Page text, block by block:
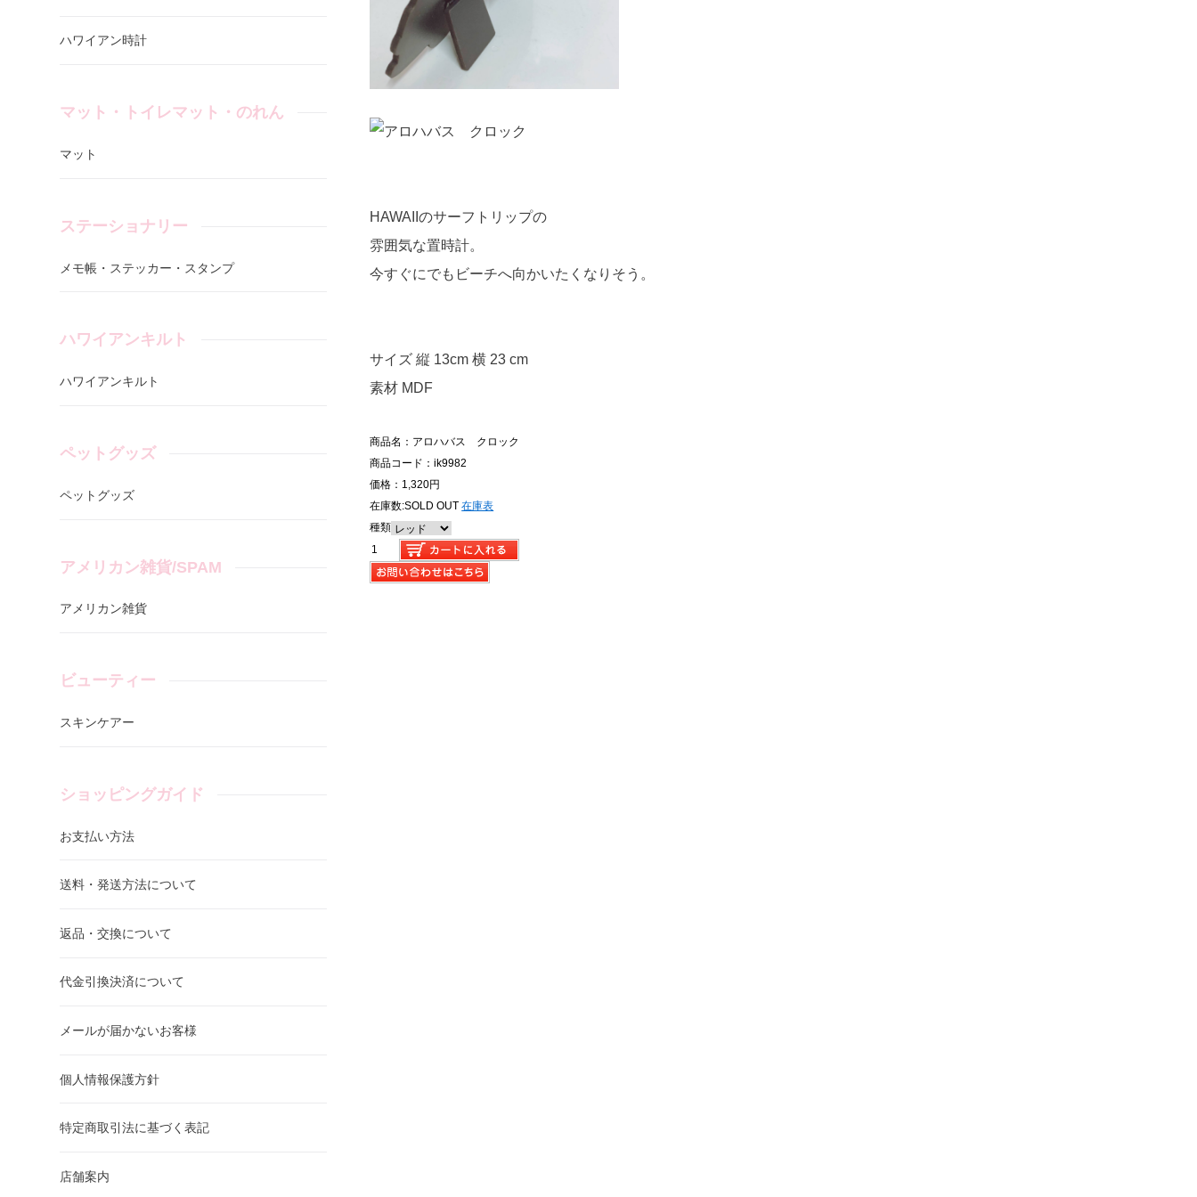
HAWAIIのサーフトリップの
雰囲気な置時計。
今すぐにでもビーチへ向かいたくなりそう。
サイズ 縦 13cm 横 23 cm
素材 MDF
商品名：アロハバス クロック
商品コード：ik9982
価格：1,320円
在庫数:SOLD OUT 在庫表
種類
ハワイアン時計
マット・トイレマット・のれん
マット
ステーショナリー
メモ帳・ステッカー・スタンプ
ハワイアンキルト
ハワイアンキルト
ペットグッズ
ペットグッズ
アメリカン雑貨/SPAM
アメリカン雑貨
ビューティー
スキンケアー
ショッピングガイド
お支払い方法
送料・発送方法について
返品・交換について
代金引換決済について
メールが届かないお客様
個人情報保護方針
特定商取引法に基づく表記
店舗案内